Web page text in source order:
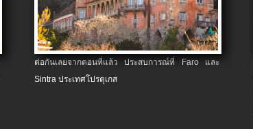
ต่อกันเลยจากตอนที่แล้ว ประสบการณ์ที่ Faro และ
Sintra ประเทศโปรตุเกส